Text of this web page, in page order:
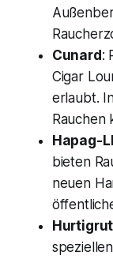
Cunard:
Cigar
erlaubt.
Rauchen
Hapag-
bieten
neuen